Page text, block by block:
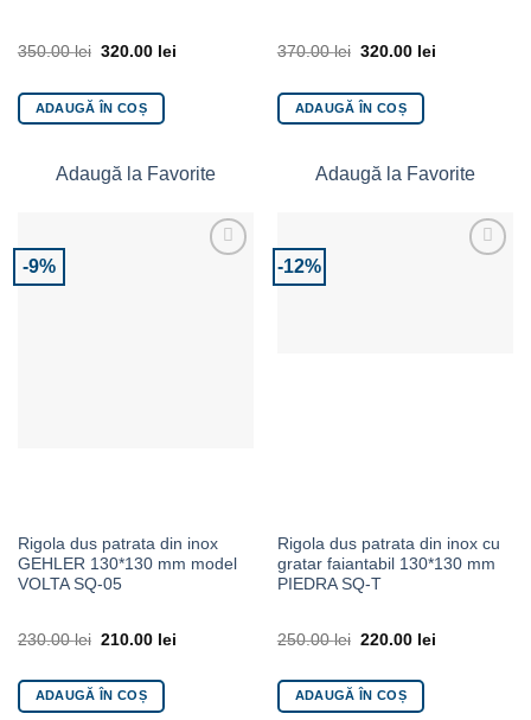
350.00lei 320.00 lei
ADAUGĂ ÎN COȘ
Adaugă la Favorite
370.00lei 320.00 lei
ADAUGĂ ÎN COȘ
Adaugă la Favorite
-9%
Rigola dus patrata din inox
GEHLER 130*130 mm model
VOLTA SQ-05
230.00lei 210.00 lei
ADAUGĂ ÎN COȘ
-12%
Rigola dus patrata din inox cu
gratar faiantabil 130*130 mm
PIEDRA SQ-T
250.00lei 220.00 lei
ADAUGĂ ÎN COȘ